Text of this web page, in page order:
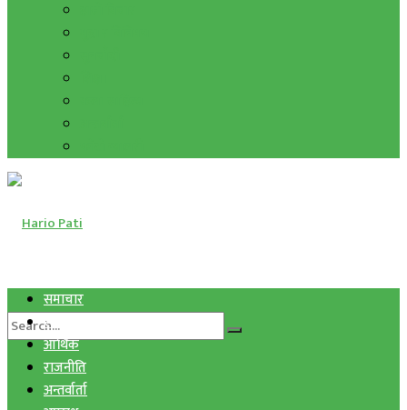
समाचार
स्वास्थ्य
आर्थिक
राजनीति
अन्तर्वार्ता